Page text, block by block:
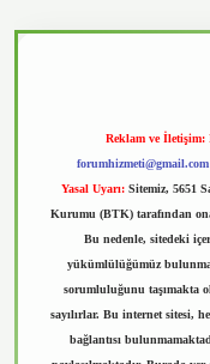
Reklam ve İletişim:
forumhizmeti@gmail.com
Yasal Uyarı: Sitemiz, 5651
Kurumu (BTK) tarafından
Bu nedenle, sitedeki
yükümlülüğümüz
sorumluluğunu taşımakta
sayılırlar. Bu internet sitesi,
bağlantısı